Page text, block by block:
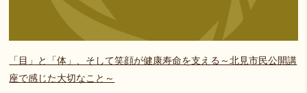
「目」と「体」、そして笑顔が健康寿命を支える～北見市民公開講
座で感じた大切なこと～